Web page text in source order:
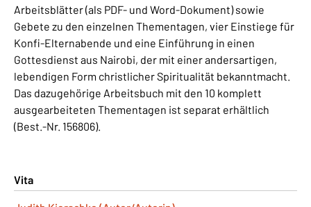
Arbeitsblätter (als PDF- und Word-Dokument) sowie
Gebete zu den einzelnen Thementagen, vier Einstiege für
Konfi-Elternabende und eine Einführung in einen
Gottesdienst aus Nairobi, der mit einer andersartigen,
lebendigen Form christlicher Spiritualität bekanntmacht.
Das dazugehörige Arbeitsbuch mit den 10 komplett
ausgearbeiteten Thementagen ist separat erhältlich
(Best.-Nr. 156806).
Vita